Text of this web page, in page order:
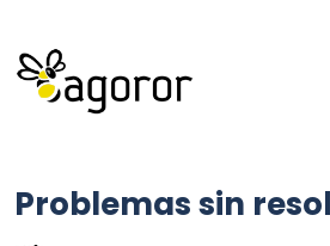
Problemas sin